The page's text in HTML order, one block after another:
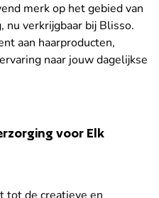
merk op het gebied van
nu verkrijgbaar bij Blisso.
aan haarproducten,
naar jouw dagelijkse
voor Elk